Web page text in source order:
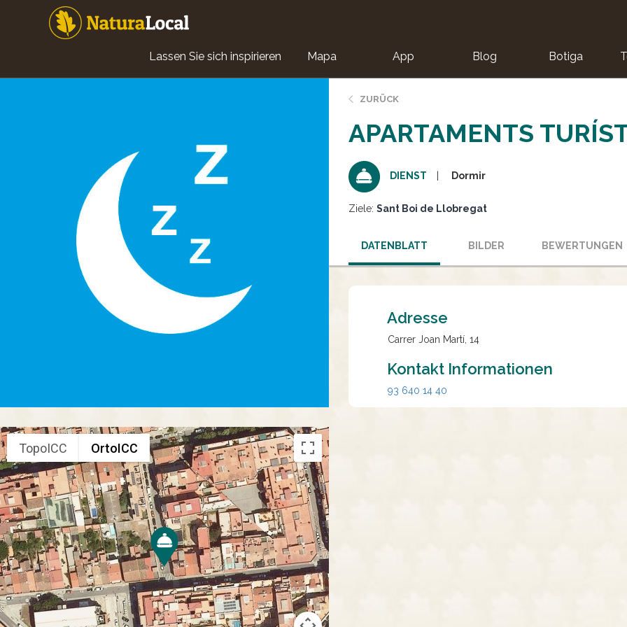
Main
navigation
Lassen Sie sich inspirieren Mapa App Blog Botiga
TopoICC OrtoICC
ZURÜCK
APARTAMENTS
DIENST Dormir
Ziele: Sant Boi de Llobregat
DATENBLATT BILDER BEWERTUNGEN
Adresse
Carrer Joan Martí, 14
Kontakt Informationen
93 640 14 40